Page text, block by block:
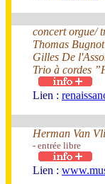
concert orgue/
Thomas
Gilles De
Trio à cordes
Lien :
Herman Van
- entrée libre
Lien :